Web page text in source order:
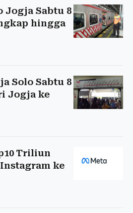
Jogja Sabtu 8
hingga
Solo Sabtu 8
Jogja ke
Triliun
ke